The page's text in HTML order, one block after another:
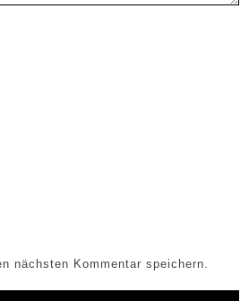
nächsten Kommentar speichern.